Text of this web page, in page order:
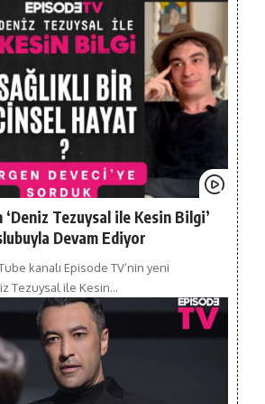
‘Deniz Tezuysal ile Kesin Bilgi’
Devam Ediyor
kanalı Episode TV’nin yeni
Tezuysal ile Kesin…